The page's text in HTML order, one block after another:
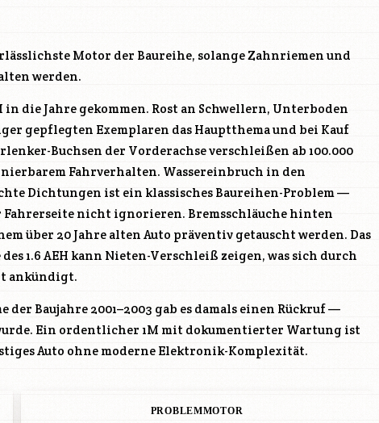
Motor der Baureihe, solange Zahnriemen und
werden.
die Jahre gekommen. Rost an Schwellern, Unterboden
gepflegten Exemplaren das Hauptthema und bei Kauf
Buchsen der Vorderachse verschleißen ab 100.000
Fahrverhalten. Wassereinbruch in den
Dichtungen ist ein klassisches Baureihen-Problem —
Fahrerseite nicht ignorieren. Bremsschläuche hinten
über 20 Jahre alten Auto präventiv getauscht werden. Das
1.6 AEH kann Nieten-Verschleiß zeigen, was sich durch
ankündigt.
der Baujahre 2001–2003 gab es damals einen Rückruf —
Ein ordentlicher 1M mit dokumentierter Wartung ist
Auto ohne moderne Elektronik-Komplexität.
PROBLEMMOTOR